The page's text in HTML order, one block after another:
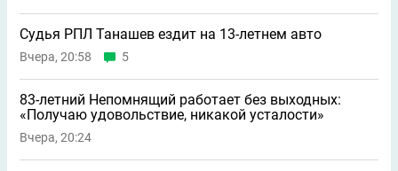
Судья РПЛ Танашев ездит на 13-летнем авто
Вчера, 20:58 5
83-летний Непомнящий работает без выходных:
«Получаю удовольствие, никакой усталости»
Вчера, 20:24